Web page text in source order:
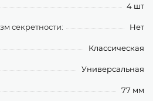
4 шт
секретности: Нет
Классическая
Универсальная
77 мм